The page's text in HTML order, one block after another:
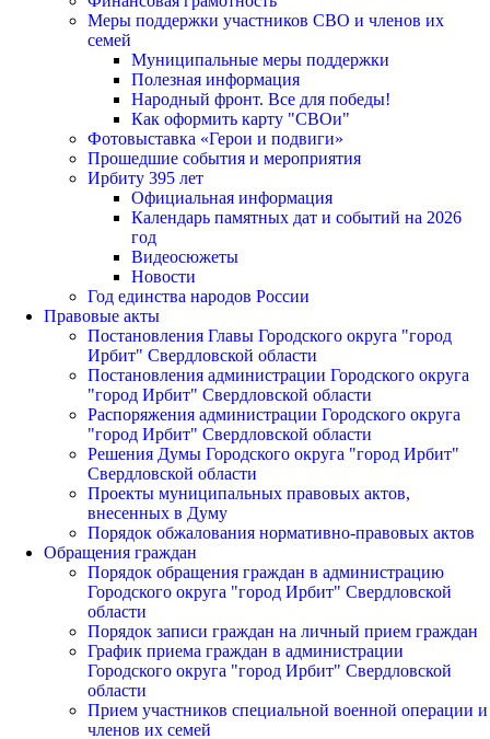
Меры поддержки участников СВО и членов их
семей
Муниципальные меры поддержки
Полезная информация
Народный фронт. Все для победы!
Как оформить карту "СВОи"
Фотовыставка «Герои и подвиги»
Прошедшие события и мероприятия
Ирбиту 395 лет
Официальная информация
Календарь памятных дат и событий на 2026
год
Видеосюжеты
Новости
Год единства народов России
Правовые акты
Постановления Главы Городского округа "город
Ирбит" Свердловской области
Постановления администрации Городского округа
"город Ирбит" Свердловской области
Распоряжения администрации Городского округа
"город Ирбит" Свердловской области
Решения Думы Городского округа "город Ирбит"
Свердловской области
Проекты муниципальных правовых актов,
внесенных в Думу
Порядок обжалования нормативно-правовых актов
Обращения граждан
Порядок обращения граждан в администрацию
Городского округа "город Ирбит" Свердловской
области
Порядок записи граждан на личный прием граждан
График приема граждан в администрации
Городского округа "город Ирбит" Свердловской
области
Прием участников специальной военной операции и
членов их семей